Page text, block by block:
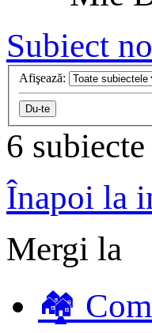
Subiect
Afişează:
6 subiecte
Înapoi la
Mergi la
🏘️